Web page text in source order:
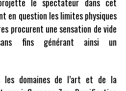
le spectateur dans cet
en question les limites physiques
procurent une sensation de vide
fins générant ainsi un
les domaines de l’art et de la